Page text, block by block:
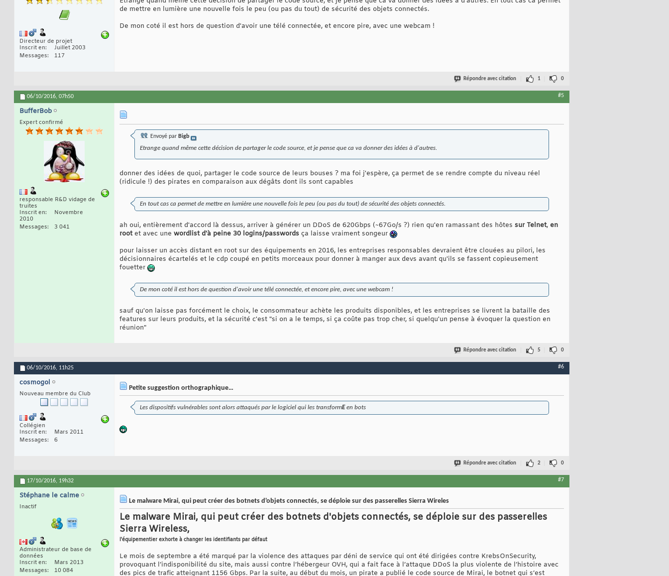
Directeur de projet
Inscrit en
Juillet 2003
Messages
117
de mettre en lumière une nouvelle fois le peu (ou pas du tout) de sécurité des objets connectés.
De mon coté il est hors de question d'avoir une télé connectée, et encore pire, avec une webcam !
Répondre avec citation 1 0
06/10/2016, 07h50 #5
BufferBob
Expert confirmé
responsable R&D vidage de
truites
Inscrit en
Novembre
2010
Messages
3 041
Envoyé par Bigb
Etrange quand même cette décision de partager le code source, et je pense que ca va donner des idées à d'autres.
donner des idées de quoi, partager le code source de leurs bouses ? ma foi j'espère, ça permet de se rendre compte du niveau réel
(ridicule !) des pirates en comparaison aux dégâts dont ils sont capables
En tout cas ca permet de mettre en lumière une nouvelle fois le peu (ou pas du tout) de sécurité des objets connectés.
ah oui, entièrement d'accord là dessus, arriver à générer un DDoS de 620Gbps (~67Go/s ?) rien qu'en ramassant des hôtes sur Telnet, en
rootet avec une wordlist d'à peine 30 logins/passwords ça laisse vraiment songeur
pour laisser un accès distant en root sur des équipements en 2016, les entreprises responsables devraient être clouées au pilori, les
décisionnaires écartelés et le cdp coupé en petits morceaux pour donner à manger aux devs avant qu'ils se fassent copieusement
fouetter
De mon coté il est hors de question d'avoir une télé connectée, et encore pire, avec une webcam !
sauf qu'on laisse pas forcément le choix, le consommateur achète les produits disponibles, et les entreprises se livrent la bataille des
features sur leurs produits, et la sécurité c'est "si on a le temps, si ça coûte pas trop cher, si quelqu'un pense à évoquer la question en
réunion"
Répondre avec citation 5 0
06/10/2016, 11h25 #6
cosmogol
Nouveau membre du Club
Collégien
Inscrit en
Mars 2011
Messages
6
Petite suggestion orthographique…
Les dispositifs vulnérables sont alors attaqués par le logiciel qui les transformEen bots
Répondre avec citation 2 0
17/10/2016, 19h32 #7
Stéphane le calme
Inactif
Administrateur de base de
données
Inscrit en
Mars 2013
Messages
10 084
Le malware Mirai, qui peut créer des botnets d'objets connectés, se déploie sur des passerelles Sierra Wireles
Le malware Mirai, qui peut créer des botnets d'objets connectés, se déploie sur des passerelles
Sierra Wireless,
l'équipementier exhorte à changer les identifiants par défaut
Le mois de septembre a été marqué par la violence des attaques par déni de service qui ont été dirigées contre KrebsOnSecurity,
provoquant l’indisponibilité du site, mais aussi contre l’hébergeur OVH, qui a fait face à l’attaque DDoS la plus violente de l’histoire avec
des pics de trafic atteignant 1156 Gbps. Par la suite, au début du mois, un pirate a publié le code source de Mirai, le botnet qui s’est